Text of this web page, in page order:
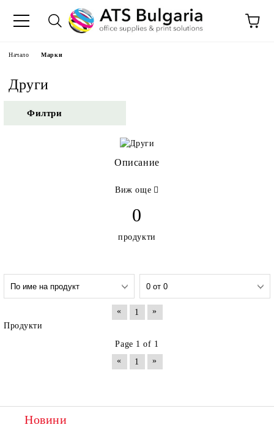
Начало Марки
Други
Филтри
Описание
Виж още
0
продукти
« 1
»
Продукти
Page 1 of 1
«
1 »
Новини